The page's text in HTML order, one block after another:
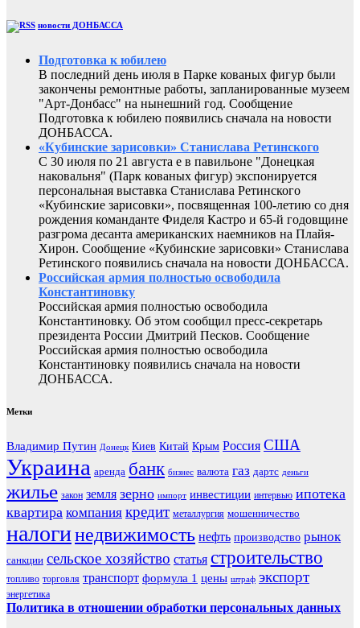
новости ДОНБАССА
Подготовка к юбилею
В последний день июля в Парке кованых фигур были
закончены ремонтные работы, запланированные музеем
"Арт-Донбасс" на нынешний год. Сообщение
Подготовка к юбилею появились сначала на новости
ДОНБАССА.
«Кубинские зарисовки» Станислава Ретинского
С 30 июля по 21 августа е в павильоне "Донецкая
наковальня" (Парк кованых фигур) экспонируется
персональная выставка Станислава Ретинского
«Кубинские зарисовки», посвященная 100-летию со дня
рождения команданте Фиделя Кастро и 65-й годовщине
разгрома десанта американских наемников на Плайя-
Хирон. Сообщение «Кубинские зарисовки» Станислава
Ретинского появились сначала на новости ДОНБАССА.
Российская армия полностью освободила
Константиновку
Российская армия полностью освободила
Константиновку. Об этом сообщил пресс-секретарь
президента России Дмитрий Песков. Сообщение
Российская армия полностью освободила
Константиновку появились сначала на новости
ДОНБАССА.
Метки
Владимир Путин Донецк Киев Китай Крым Россия США
Украина аренда банк бизнес валюта газ дартс деньги
жилье закон земля зерно импорт инвестиции интервью ипотека
квартира компания кредит металлургия мошенничество
налогинедвижимость нефть производство рынок
санкции сельское хозяйство статья строительство
топливо торговля транспорт формула 1 цены штраф экспорт
энергетика
Политика в отношении обработки персональных данных